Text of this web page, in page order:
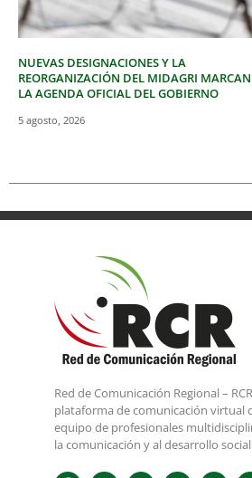
NUEVAS DESIGNACIONES Y LA
REORGANIZACIÓN DEL MIDAGRI MARCAN
LA AGENDA OFICIAL DEL GOBIERNO
5 agosto, 2026
Red de Comunicación Regional –
plataforma de comunicación virtual
equipo de profesionales
la comunicación y al desarrollo